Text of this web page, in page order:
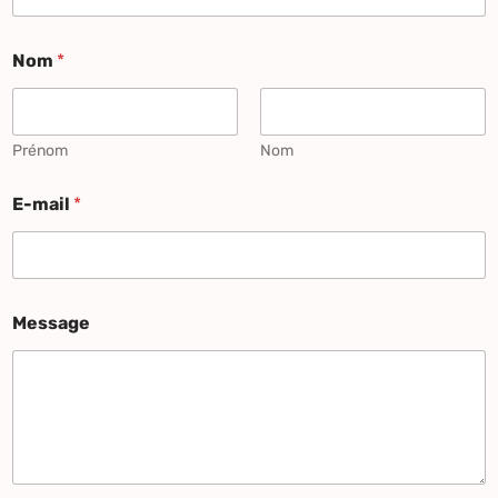
Nom *
Prénom Nom
E-mail *
Message